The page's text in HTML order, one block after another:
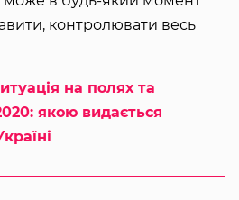
контролювати весь
на полях та
якою видається